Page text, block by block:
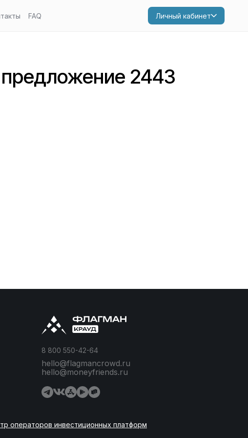
FAQ Личный кабинет
2443
8 800 550-42-64
hello@flagmancrowd.ru
hello@moneyfriends.ru
операторов инвестиционных платформ